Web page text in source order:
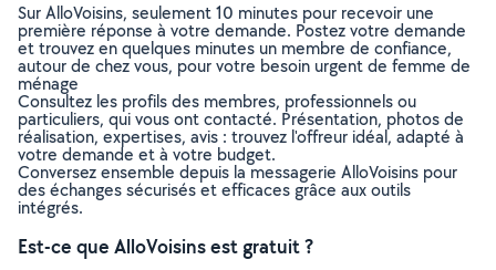
Sur AlloVoisins, seulement 10 minutes pour recevoir une
première réponse à votre demande. Postez votre demande
et trouvez en quelques minutes un membre de confiance,
autour de chez vous, pour votre besoin urgent de femme de
ménage
Consultez les profils des membres, professionnels ou
particuliers, qui vous ont contacté. Présentation, photos de
réalisation, expertises, avis : trouvez l'offreur idéal, adapté à
votre demande et à votre budget.
Conversez ensemble depuis la messagerie AlloVoisins pour
des échanges sécurisés et efficaces grâce aux outils
intégrés.
Est-ce que AlloVoisins est gratuit ?